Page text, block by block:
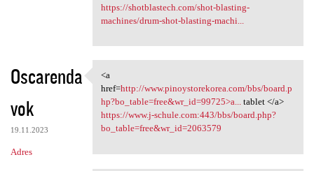
https://shotblastech.com/shot-blasting-
machines/drum-shot-blasting-machi...
Oscarenda
vok
19.11.2023
Adres
<a href=http://www
<a
href=http://www.pinoystorekorea.com/bbs/board.p
hp?bo_table=free&wr_id=99725>a...tablet </a>
https://www.j-schule.com:443/bbs/board.php?
bo_table=free&wr_id=2063579